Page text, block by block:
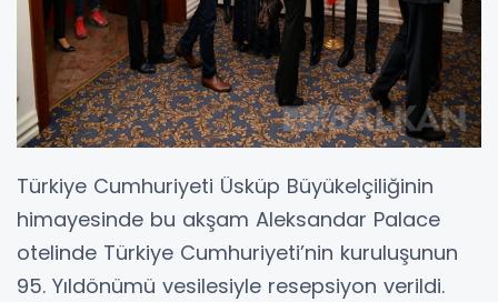
Türkiye Cumhuriyeti Üsküp Büyükelçiliğinin
himayesinde bu akşam Aleksandar Palace
otelinde Türkiye Cumhuriyeti’nin kuruluşunun
95. Yıldönümü vesilesiyle resepsiyon verildi.